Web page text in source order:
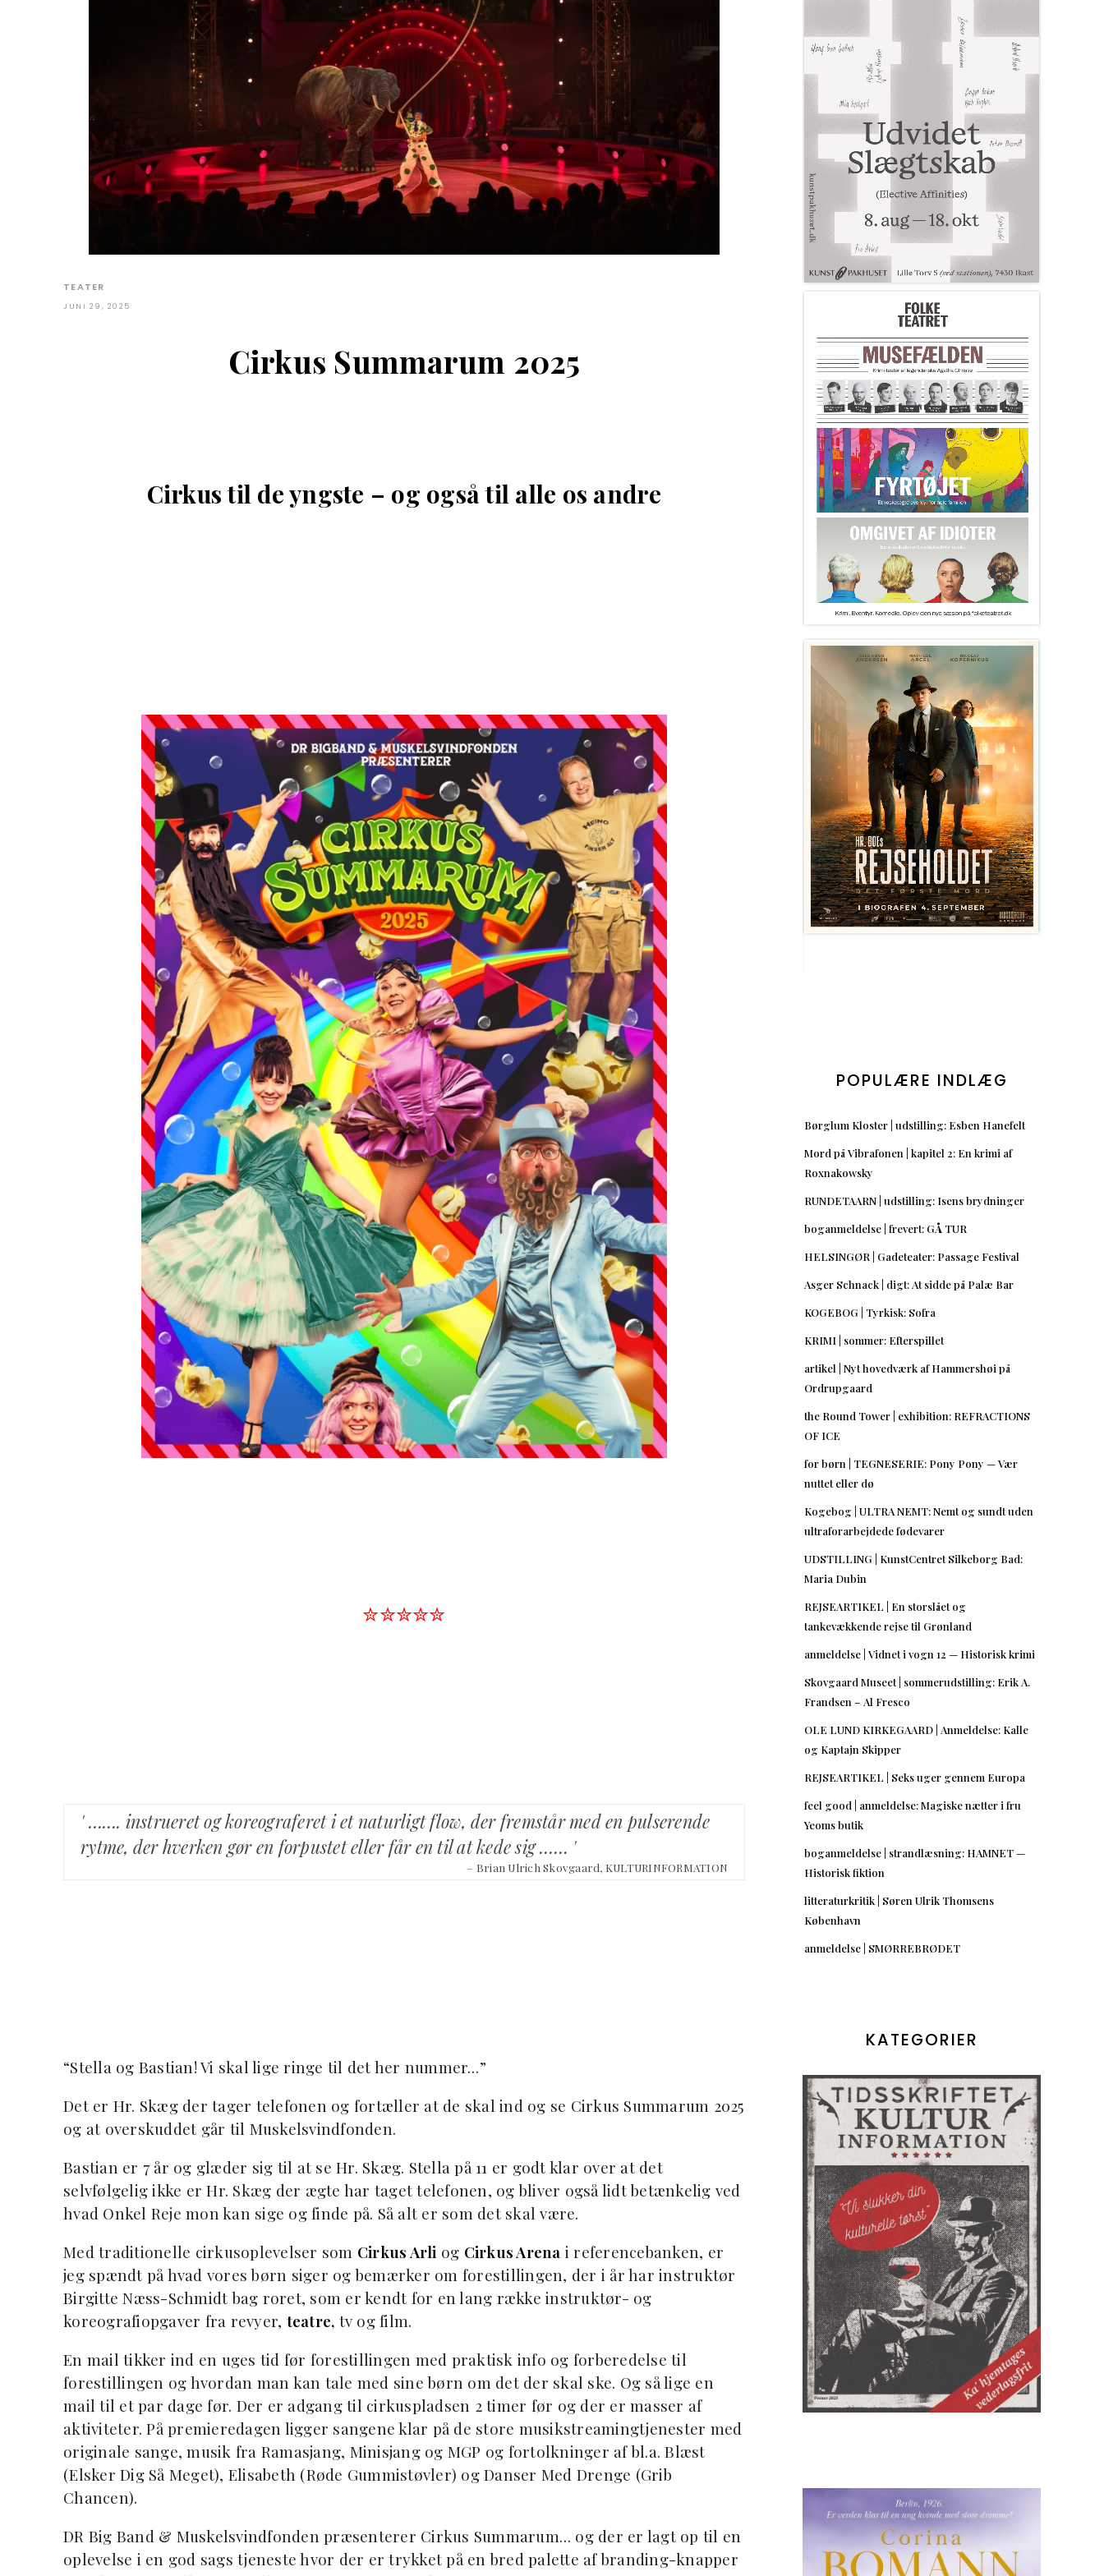
TEATER
JUNI 29, 2025
Cirkus Summarum 2025
Cirkus til de yngste – og også til alle os andre
✮✮✮✮✮
' ……. instrueret og koreograferet i et naturligt flow, der fremstår med en pulserende
rytme, der hverken gør en forpustet eller får en til at kede sig …… '
– Brian Ulrich Skovgaard, KULTURINFORMATION
“Stella og Bastian! Vi skal lige ringe til det her nummer…”
Det er Hr. Skæg der tager telefonen og fortæller at de skal ind og se Cirkus Summarum 2025
og at overskuddet går til Muskelsvindfonden.
Bastian er 7 år og glæder sig til at se Hr. Skæg. Stella på 11 er godt klar over at det
selvfølgelig ikke er Hr. Skæg der ægte har taget telefonen, og bliver også lidt betænkelig ved
hvad Onkel Reje mon kan sige og finde på. Så alt er som det skal være.
Med traditionelle cirkusoplevelser som Cirkus Arli og Cirkus Arena i referencebanken, er
jeg spændt på hvad vores børn siger og bemærker om forestillingen, der i år har instruktør
Birgitte Næss-Schmidt bag roret, som er kendt for en lang række instruktør- og
koreografiopgaver fra revyer, teatre, tv og film.
En mail tikker ind en uges tid før forestillingen med praktisk info og forberedelse til
forestillingen og hvordan man kan tale med sine børn om det der skal ske. Og så lige en
mail til et par dage før. Der er adgang til cirkuspladsen 2 timer før og der er masser af
aktiviteter. På premieredagen ligger sangene klar på de store musikstreamingtjenester med
originale sange, musik fra Ramasjang, Minisjang og MGP og fortolkninger af bl.a. Blæst
(Elsker Dig Så Meget), Elisabeth (Røde Gummistøvler) og Danser Med Drenge (Grib
Chancen).
DR Big Band & Muskelsvindfonden præsenterer Cirkus Summarum… og der er lagt op til en
oplevelse i en god sags tjeneste hvor der er trykket på en bred palette af branding-knapper
POPULÆRE INDLÆG
Børglum Kloster | udstilling: Esben Hanefelt
Mord på Vibrafonen | kapitel 2: En krimi af
Roxnakowsky
RUNDETAARN | udstilling: Isens brydninger
boganmeldelse | frevert: GÅ TUR
HELSINGØR | Gadeteater: Passage Festival
Asger Schnack | digt: At sidde på Palæ Bar
KOGEBOG | Tyrkisk: Sofra
KRIMI | sommer: Efterspillet
artikel | Nyt hovedværk af Hammershøi på
Ordrupgaard
the Round Tower | exhibition: REFRACTIONS
OF ICE
for børn | TEGNESERIE: Pony Pony — Vær
nuttet eller dø
Kogebog | ULTRA NEMT: Nemt og sundt uden
ultraforarbejdede fødevarer
UDSTILLING | KunstCentret Silkeborg Bad:
Maria Dubin
REJSEARTIKEL | En storslået og
tankevækkende rejse til Grønland
anmeldelse | Vidnet i vogn 12 — Historisk krimi
Skovgaard Museet | sommerudstilling: Erik A.
Frandsen – Al Fresco
OLE LUND KIRKEGAARD | Anmeldelse: Kalle
og Kaptajn Skipper
REJSEARTIKEL | Seks uger gennem Europa
feel good | anmeldelse: Magiske nætter i fru
Yeoms butik
boganmeldelse | strandlæsning: HAMNET —
Historisk fiktion
litteraturkritik | Søren Ulrik Thomsens
København
anmeldelse | SMØRREBRØDET
KATEGORIER